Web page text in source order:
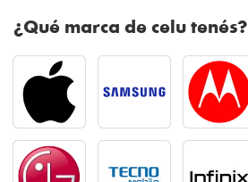
¿Qué marca de celu tenés?